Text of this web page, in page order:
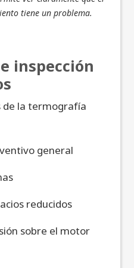
tiene un problema.
inspección
de la termografía
general
reducidos
sobre el motor